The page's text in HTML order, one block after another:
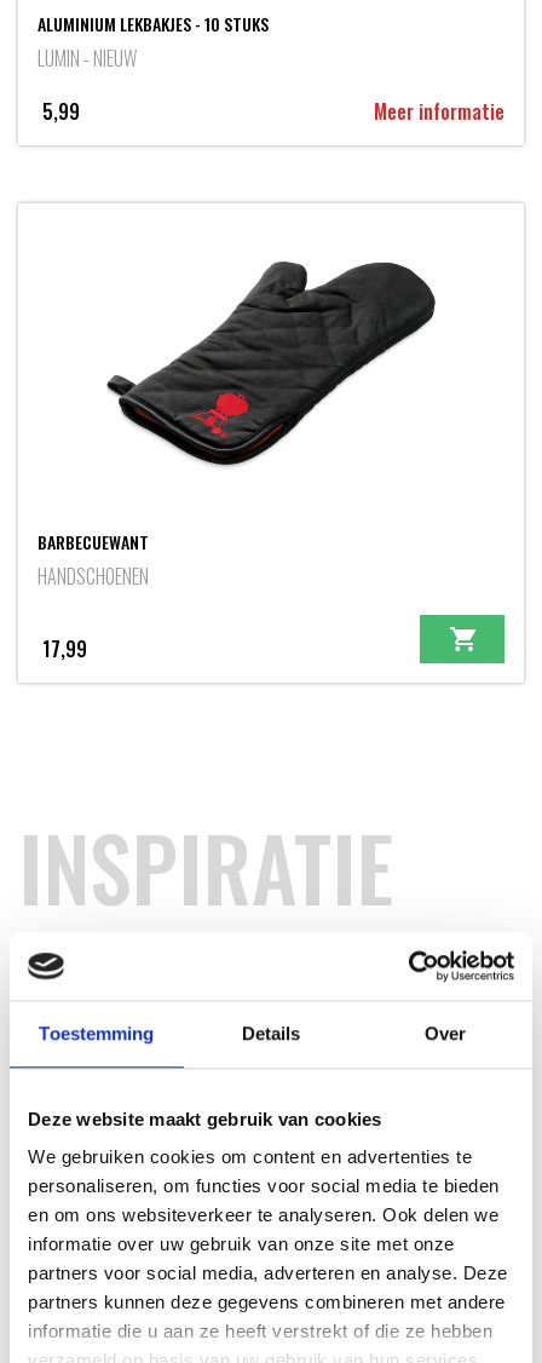
Toestemming Details Over
Deze website maakt gebruik van cookies
We gebruiken cookies om content en advertenties te
personaliseren, om functies voor social media te bieden
en om ons websiteverkeer te analyseren. Ook delen we
informatie over uw gebruik van onze site met onze
partners voor social media, adverteren en analyse. Deze
partners kunnen deze gegevens combineren met andere
informatie die u aan ze heeft verstrekt of die ze hebben
ALUMINIUM LEKBAKJES - 10 STUKS
LUMIN - NIEUW
5,99
Meer informatie
BARBECUEWANT
HANDSCHOENEN
17,99
INSPIRATIE
RECEPTEN EN TIPS
VAN ONZE GRILL MASTERS